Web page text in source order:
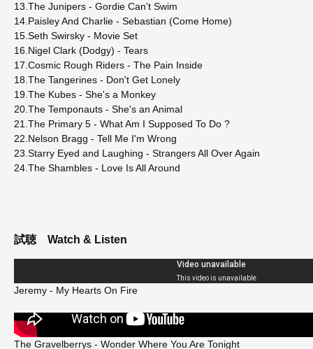
13.The Junipers - Gordie Can't Swim
14.Paisley And Charlie - Sebastian (Come Home)
15.Seth Swirsky - Movie Set
16.Nigel Clark (Dodgy) - Tears
17.Cosmic Rough Riders - The Pain Inside
18.The Tangerines - Don't Get Lonely
19.The Kubes - She's a Monkey
20.The Temponauts - She's an Animal
21.The Primary 5 - What Am I Supposed To Do ?
22.Nelson Bragg - Tell Me I'm Wrong
23.Starry Eyed and Laughing - Strangers All Over Again
24.The Shambles - Love Is All Around
試聴 Watch & Listen
Jeremy - My Hearts On Fire
The Gravelberrys - Wonder Where You Are Tonight